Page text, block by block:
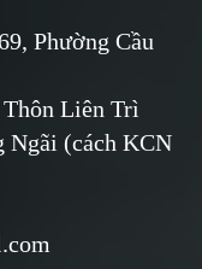
Phường Cầu
Liên Trì
Ngãi (cách KCN